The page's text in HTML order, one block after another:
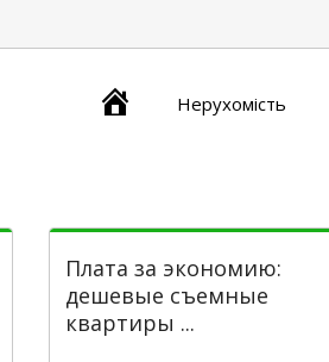
ГлавнаяНерухомість
Плата за экономию:
дешевые съемные
квартиры ...